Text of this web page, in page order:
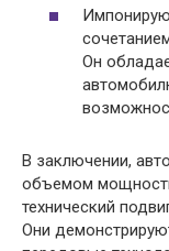
Он
В заключении,
объемом
технический
Они